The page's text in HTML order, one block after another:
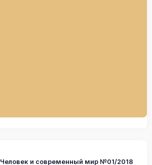
Человек и современный мир №01/2018